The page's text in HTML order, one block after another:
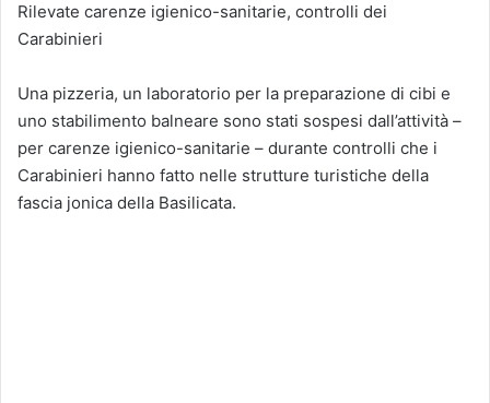
Rilevate carenze igienico-sanitarie, controlli dei
Carabinieri
Una pizzeria, un laboratorio per la preparazione di cibi e
uno stabilimento balneare sono stati sospesi dall’attività –
per carenze igienico-sanitarie – durante controlli che i
Carabinieri hanno fatto nelle strutture turistiche della
fascia jonica della Basilicata.